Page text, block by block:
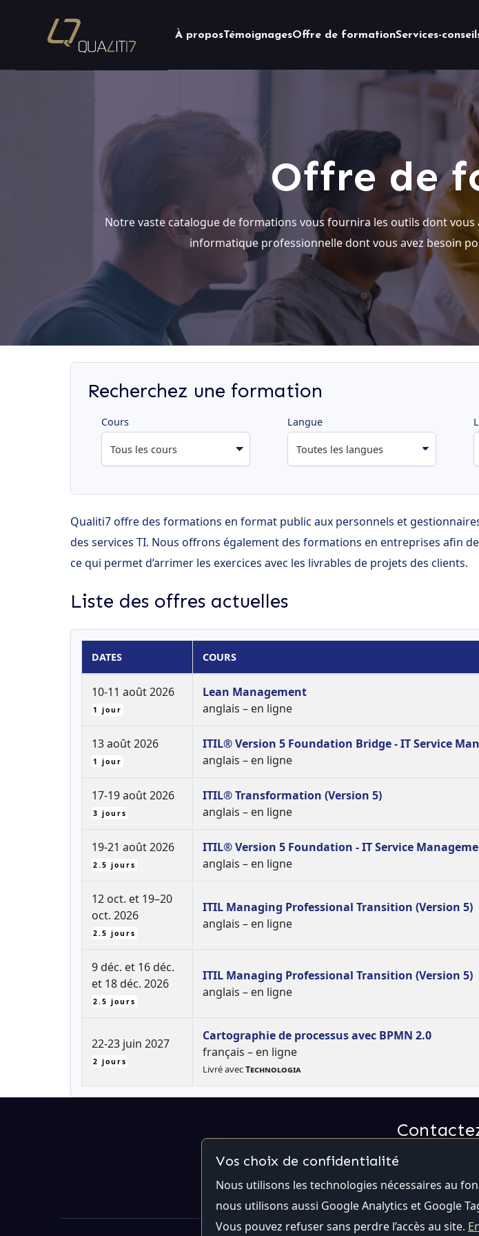
À proposTémoignagesOffre de formationServices-
Offre de
Notre vaste catalogue de formations vous fournira les outils dont
informatique professionnelle dont vous avez besoin
Recherchez une formation
Cours Langue
Qualiti7 offre des formations en format public aux personnels et
des services TI. Nous offrons également des formations en entreprises afin
ce qui permet d’arrimer les exercices avec les livrables de projets des clients.
Liste des offres actuelles
DATES COURS
10-11 août 2026
1 jour
Lean Management
anglais – en ligne
13 août 2026
1 jour
ITIL® Version 5 Foundation Bridge - IT Service
anglais – en ligne
17-19 août 2026
3 jours
ITIL® Transformation (Version 5)
anglais – en ligne
19-21 août 2026
2.5 jours
ITIL® Version 5 Foundation - IT Service
anglais – en ligne
12 oct. et 19–20
oct. 2026
2.5 jours
ITIL Managing Professional Transition (Version 5)
anglais – en ligne
9 déc. et 16 déc.
et 18 déc. 2026
2.5 jours
ITIL Managing Professional Transition (Version 5)
anglais – en ligne
22-23 juin 2027
2 jours
Cartographie de processus avec BPMN 2.0
français – en ligne
Livré avecTechnologia
Vos choix de confidentialité
Nous utilisons les technologies nécessaires au
nous utilisons aussi Google Analytics et Google
Vous pouvez refuser sans perdre l’accès au site.